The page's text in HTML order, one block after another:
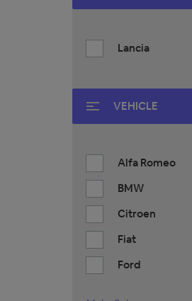
Lancia
VEHICLE
Alfa Romeo
BMW
Citroen
Fiat
Ford